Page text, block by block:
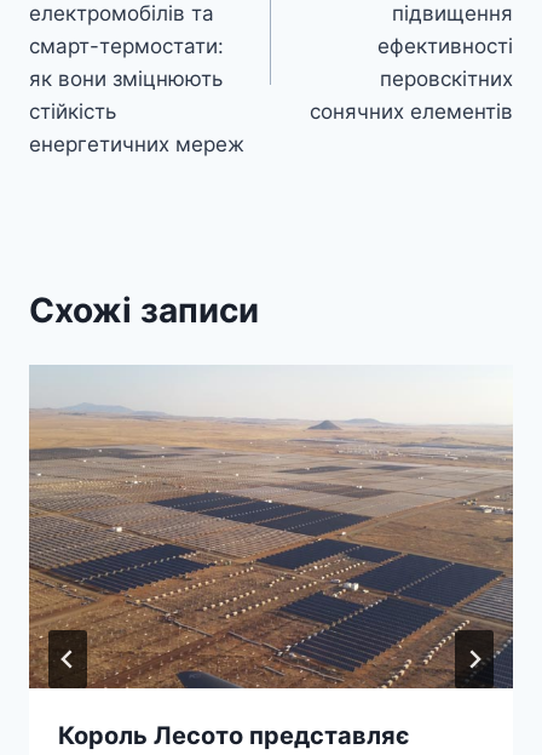
електромобілів та
смарт-термостати:
як вони зміцнюють
стійкість
енергетичних мереж
підвищення
ефективності
перовскітних
сонячних елементів
Схожі записи
Король Лесото представляє